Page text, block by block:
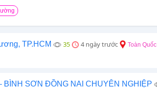
TP.HCM 35 4 ngày trước Toàn Quốc
BÌNH SƠN ĐỒNG NAI CHUYÊN NGHIỆP